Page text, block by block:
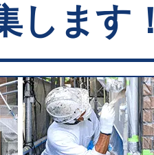
します！